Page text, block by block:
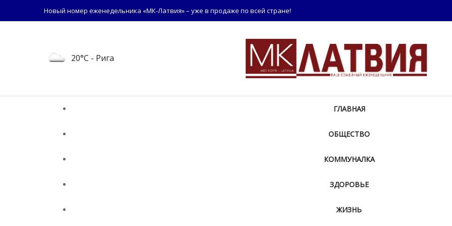
Новый номер еженедельника «МК-Латвия» – уже в продаже по всей стране!
20°C - Рига
ГЛАВНАЯ
ОБЩЕСТВО
КОММУНАЛКА
ЗДОРОВЬЕ
ЖИЗНЬ